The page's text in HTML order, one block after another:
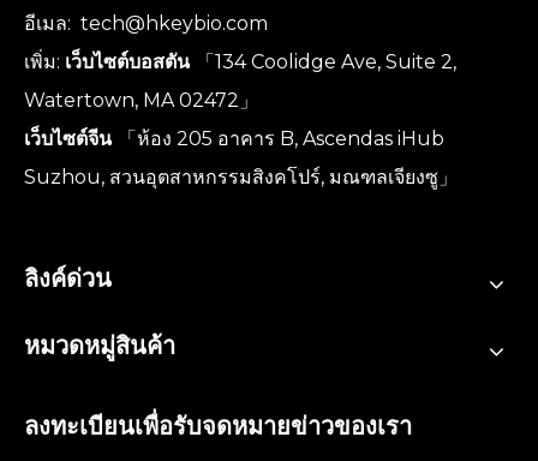
อีเมล: tech@hkeybio.com
เพิ่ม: เว็บไซต์บอสตัน
「134 Coolidge Ave, Suite 2,
Watertown, MA 02472」
เว็บไซต์จีน
「ห้อง 205 อาคาร B, Ascendas iHub
Suzhou, สวนอุตสาหกรรมสิงคโปร์, มณฑลเจียงซู」
ลิงค์ด่วน
หมวดหมู่สินค้า
ลงทะเบียนเพื่อรับจดหมายข่าวของเรา